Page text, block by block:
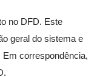
no DFD. Este
geral do sistema e
correspondência,